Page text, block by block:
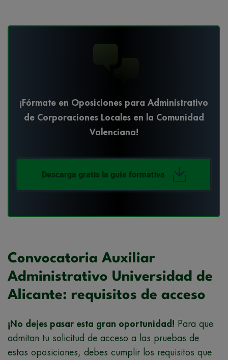
¡Fórmate en Oposiciones para Administrativo
de Corporaciones Locales en la Comunidad
Valenciana!
Descarga gratis la guía formativa
Convocatoria Auxiliar
Administrativo Universidad de
Alicante: requisitos de acceso
¡No dejes pasar esta gran oportunidad! Para que
admitan tu solicitud de acceso a las pruebas de
estas oposiciones, debes cumplir los requisitos que